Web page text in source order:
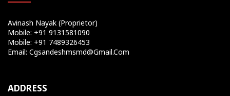
Avinash Nayak (Proprietor)
Mobile: +91 9131581090
Mobile: +91 7489326453
Email: Cgsandeshmsmd@gmail.com
ADDRESS